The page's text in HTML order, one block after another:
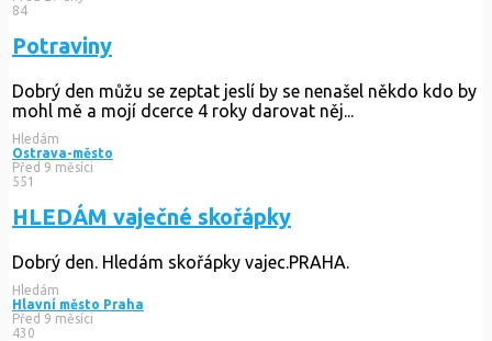
84
Potraviny
Dobrý den můžu se zeptat jeslí by se nenašel někdo kdo by
mohl mě a mojí dcerce 4 roky darovat něj...
Hledám
Ostrava-město
Před 9 měsíci
551
HLEDÁM vaječné skořápky
Dobrý den. Hledám skořápky vajec.PRAHA.
Hledám
Hlavní město Praha
Před 9 měsíci
430